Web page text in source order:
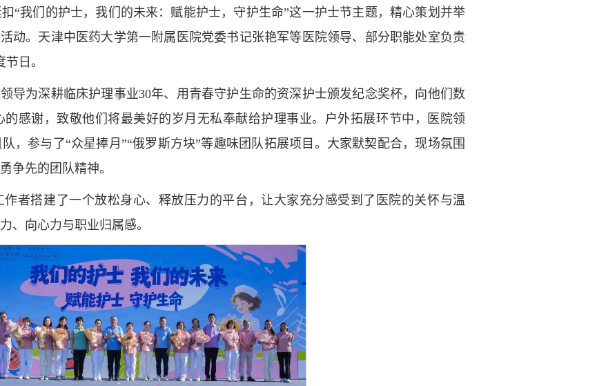
“我们的护士，我们的未来：赋能护士，守护生命”这一护士节主题，精心策划并举
动。天津中医药大学第一附属医院党委书记张艳军等医院领导、部分职能处室负责
日。
导为深耕临床护理事业30年、用青春守护生命的资深护士颁发纪念奖杯，向他们数
感谢，致敬他们将最美好的岁月无私奉献给护理事业。户外拓展环节中，医院领
，参与了“众星捧月”“俄罗斯方块”等趣味团队拓展项目。大家默契配合，现场氛围
争先的团队精神。
者搭建了一个放松身心、释放压力的平台，让大家充分感受到了医院的关怀与温
、向心力与职业归属感。